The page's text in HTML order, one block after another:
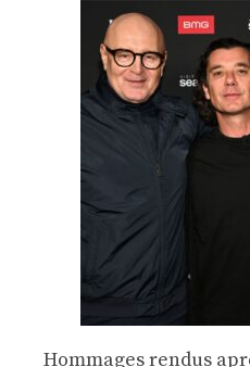
Hommages rendus